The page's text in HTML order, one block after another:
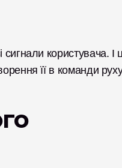
користувача. І
її в команди